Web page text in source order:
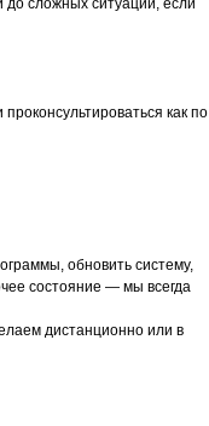
до сложных ситуаций, если
как по
обновить систему,
состояние — мы всегда
дистанционно или в